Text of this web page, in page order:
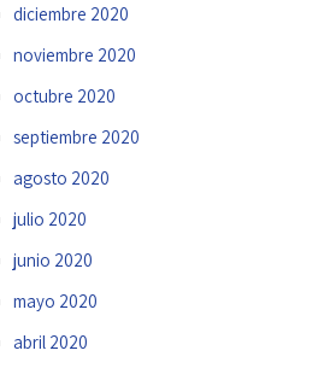
diciembre 2020
noviembre 2020
octubre 2020
septiembre 2020
agosto 2020
julio 2020
junio 2020
mayo 2020
abril 2020